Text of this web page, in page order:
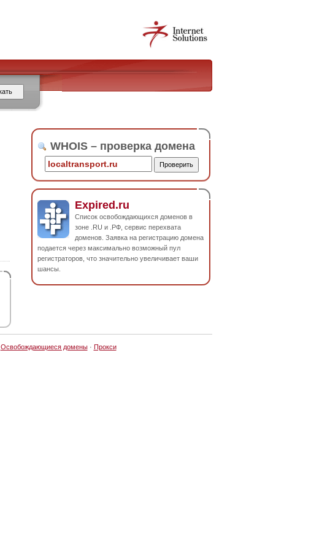
WHOIS – проверка домена
Expired.ru
Список освобождающихся доменов в
зоне .RU и .РФ, сервис перехвата
доменов. Заявка на регистрацию домена
подается через максимально возможный пул
регистраторов, что значительно увеличивает ваши
шансы.
Освобождающиеся домены· Прокси